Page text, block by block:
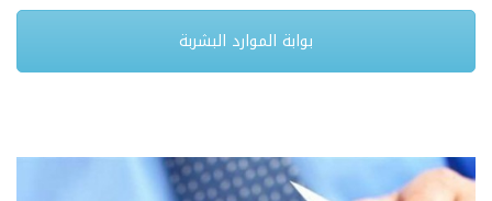
بوابة الموارد البشربة